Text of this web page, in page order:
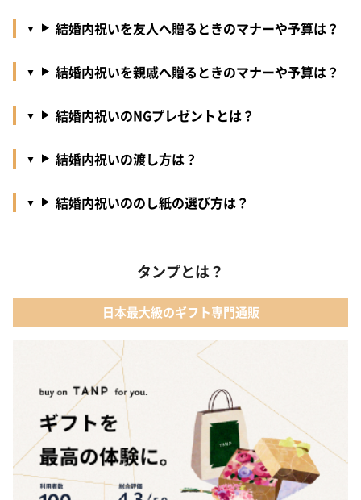
結婚内祝いを友人へ贈るときのマナーや予算は？
結婚内祝いを親戚へ贈るときのマナーや予算は？
結婚内祝いのNGプレゼントとは？
結婚内祝いの渡し方は？
結婚内祝いののし紙の選び方は？
タンプとは？
日本最大級のギフト専門通販